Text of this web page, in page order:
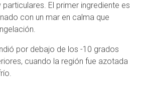
El primer ingrediente es
con un mar en calma que
por debajo de los -10 grados
cuando la región fue azotada